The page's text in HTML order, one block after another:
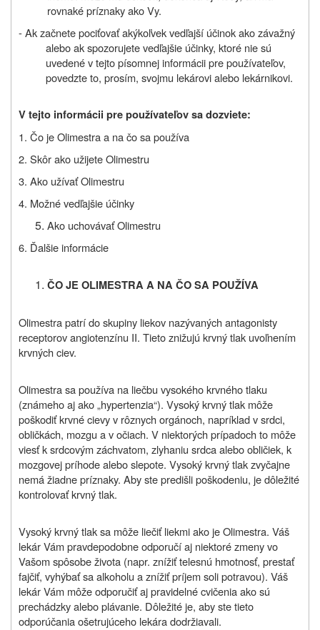
rovnaké príznaky ako Vy.
- Ak začnete pociťovať akýkoľvek vedľajší účinok ako závažný
alebo ak spozorujete vedľajšie účinky, ktoré nie sú
uvedené v tejto písomnej informácii pre používateľov,
povedzte to, prosím, svojmu lekárovi alebo lekárnikovi.
V tejto informácii pre používateľov sa dozviete:
1. Čo je Olimestra a na čo sa používa
2. Skôr ako užijete Olimestru
3. Ako užívať Olimestru
4. Možné vedľajšie účinky
Ako uchovávať Olimestru
6. Ďalšie informácie
ČO JE OLIMESTRA A NA ČO SA POUŽÍVA
Olimestra patrí do skupiny liekov nazývaných antagonisty
receptorov angiotenzínu II. Tieto znižujú krvný tlak uvoľnením
krvných ciev.
Olimestra sa používa na liečbu vysokého krvného tlaku
(známeho aj ako „hypertenzia“). Vysoký krvný tlak môže
poškodiť krvné cievy v rôznych orgánoch, napríklad v srdci,
obličkách, mozgu a v očiach. V niektorých prípadoch to môže
viesť k srdcovým záchvatom, zlyhaniu srdca alebo obličiek, k
mozgovej príhode alebo slepote. Vysoký krvný tlak zvyčajne
nemá žiadne príznaky. Aby ste predišli poškodeniu, je dôležité
kontrolovať krvný tlak.
Vysoký krvný tlak sa môže liečiť liekmi ako je Olimestra. Váš
lekár Vám pravdepodobne odporučí aj niektoré zmeny vo
Vašom spôsobe života (napr. znížiť telesnú hmotnosť, prestať
fajčiť, vyhýbať sa alkoholu a znížiť príjem soli potravou). Váš
lekár Vám môže odporučiť aj pravidelné cvičenia ako sú
prechádzky alebo plávanie. Dôležité je, aby ste tieto
odporúčania ošetrujúceho lekára dodržiavali.